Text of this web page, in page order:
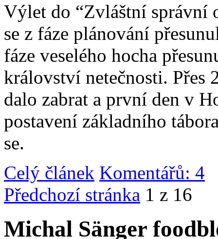
Výlet do “Zvláštní správní
se z fáze plánování
fáze veselého hocha
království netečnosti. Přes
dalo zabrat a první den v
postavení základního
se.
Celý článek Komentářů: 4
Předchozí stránka 1 z 16
Michal Sänger